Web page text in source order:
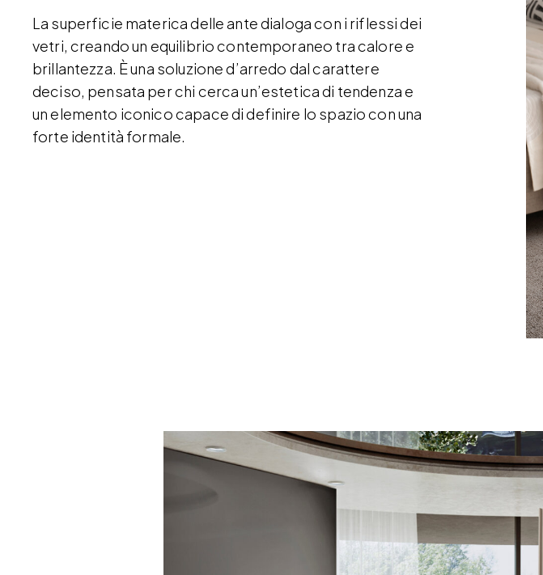
La superficie materica delle ante dialoga con i riflessi dei
vetri, creando un equilibrio contemporaneo tra calore e
brillantezza. È una soluzione d’arredo dal carattere
deciso, pensata per chi cerca un’estetica di tendenza e
un elemento iconico capace di definire lo spazio con una
forte identità formale.